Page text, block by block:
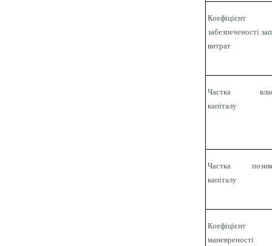
Коефіцієнт
забезпеченості
витрат
Частка
капіталу
Частка
капіталу
Коефіцієнт
маневреності